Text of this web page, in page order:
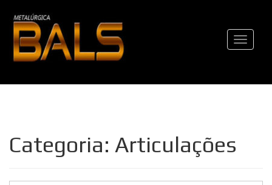
Pular
para
o
conteúdo
Alternar
Categoria: Articulações